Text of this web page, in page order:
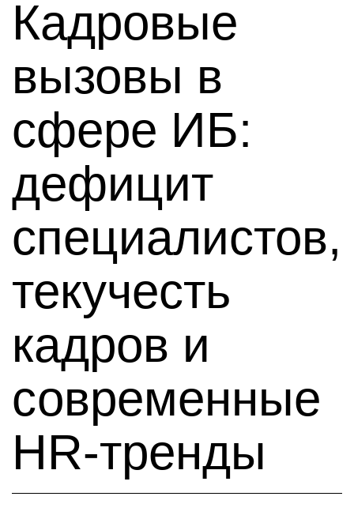
Кадровые
вызовы в
сфере ИБ:
дефицит
специалистов,
текучесть
кадров и
современные
HR-тренды